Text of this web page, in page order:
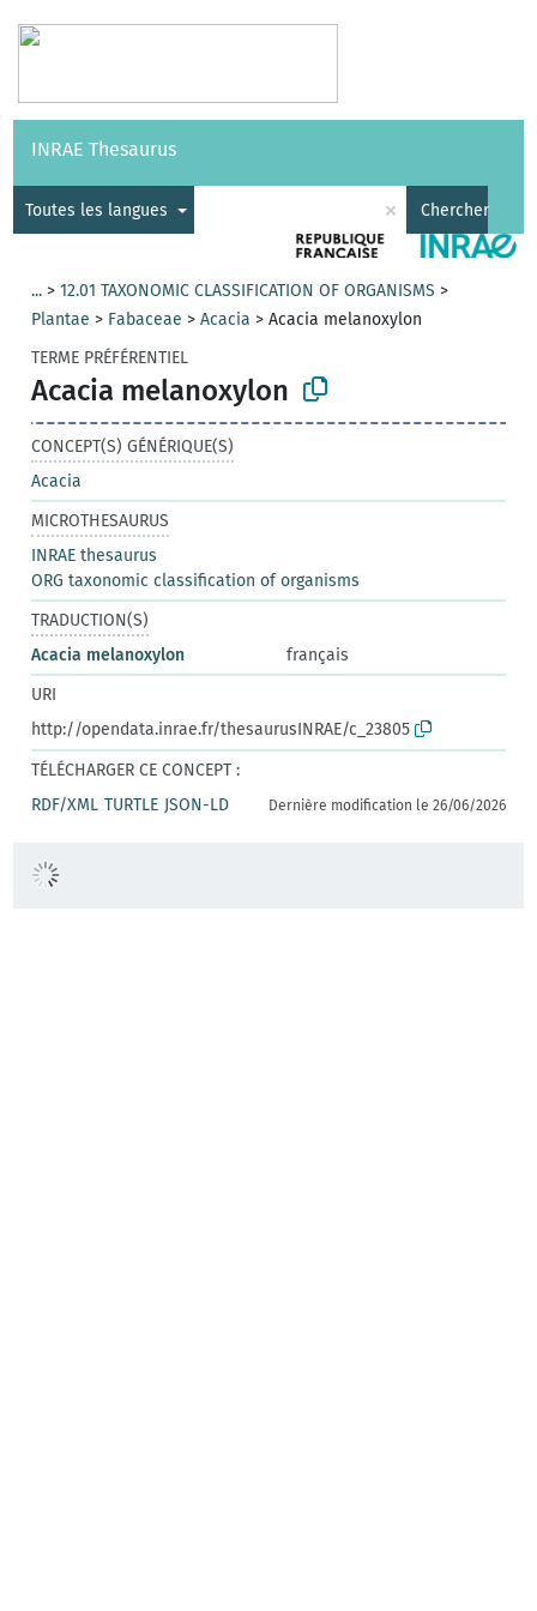
Vocabulaires API
INRAE Thesaurus
Toutes les langues × Chercher
... >12.01 TAXONOMIC CLASSIFICATION OF ORGANISMS >
Plantae > Fabaceae >Acacia >Acacia melanoxylon
TERME PRÉFÉRENTIEL
Acacia melanoxylon
CONCEPT(S) GÉNÉRIQUE(S)
Acacia
MICROTHESAURUS
INRAE thesaurus
ORG taxonomic classification of organisms
TRADUCTION(S)
Acacia melanoxylon
français
URI
http://opendata.inrae.fr/thesaurusINRAE/c_23805
TÉLÉCHARGER CE CONCEPT :
RDF/XML TURTLE JSON-LD Dernière modification le 26/06/2026